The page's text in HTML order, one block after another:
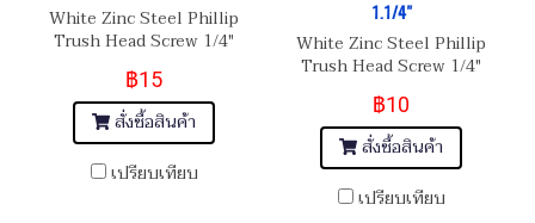
White Zinc Steel Phillip
Trush Head Screw 1/4"
(BSW/NC) 20
฿15
สั่งซื้อสินค้า
เปรียบเทียบ
1.1/4"
White Zinc Steel Phillip
Trush Head Screw 1/4"
(BSW/NC) 20
฿10
สั่งซื้อสินค้า
เปรียบเทียบ